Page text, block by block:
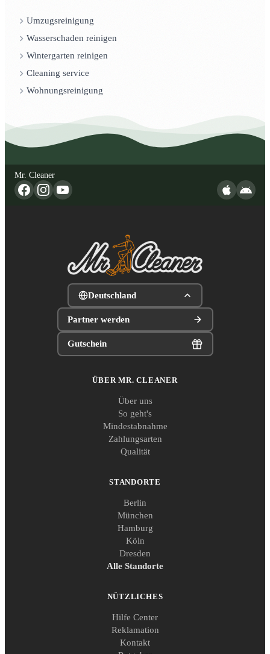
Umzugsreinigung
Wasserschaden reinigen
Wintergarten reinigen
Cleaning service
Wohnungsreinigung
Mr. Cleaner
Deutschland
Partner werden
Gutschein
ÜBER MR. CLEANER
Über uns
So geht's
Mindestabnahme
Zahlungsarten
Qualität
STANDORTE
Berlin
München
Hamburg
Köln
Dresden
Alle Standorte
NÜTZLICHES
Hilfe Center
Reklamation
Kontakt